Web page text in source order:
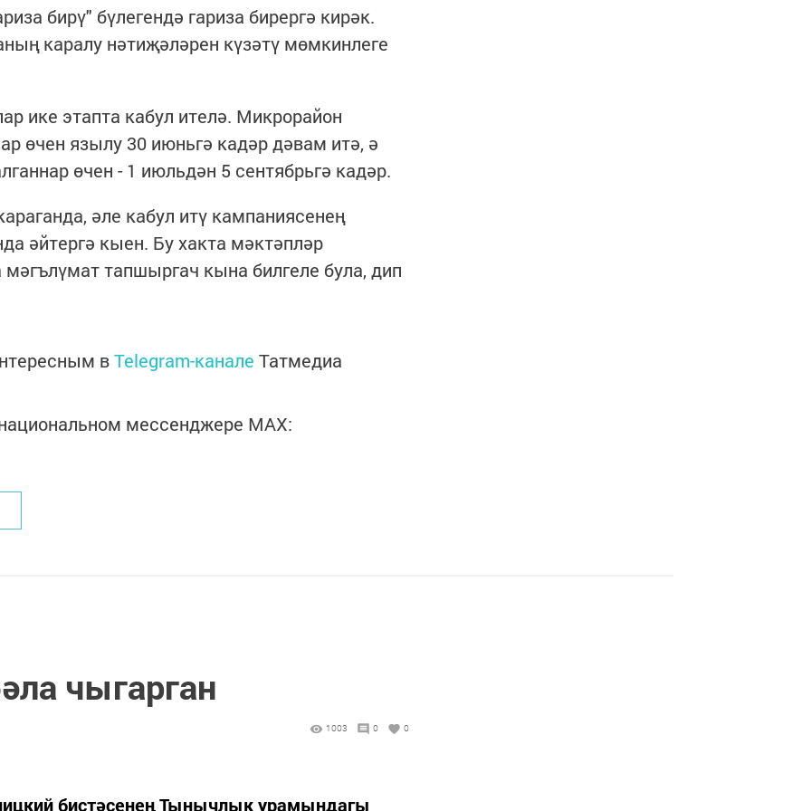
бирү" бүлегендә гариза бирергә кирәк.
каралу нәтиҗәләрен күзәтү мөмкинлеге
ике этапта кабул ителә. Микрорайон
өчен язылу 30 июньгә кадәр дәвам итә, ә
өчен - 1 июльдән 5 сентябрьгә кадәр.
әле кабул итү кампаниясенең
әйтергә кыен. Бу хакта мәктәпләр
мәгълүмат тапшыргач кына билгеле була, дип
вTelegram-канале Татмедиа
мессенджере MАХ:
чыгарган
1003 0 0
бистәсенең Тынычлык урамындагы